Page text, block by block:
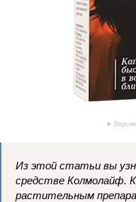
Из этой статьи вы
средстве Колмолайф.
растительным